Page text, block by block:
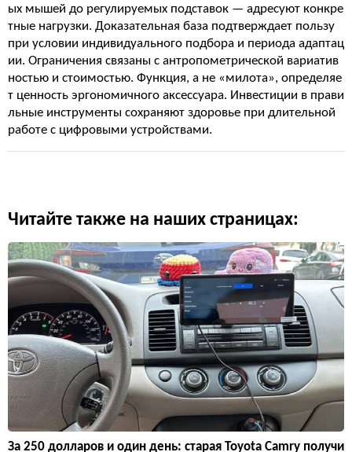
ых мышей до регулируемых подставок — адресуют конкре
тные нагрузки. Доказательная база подтверждает пользу
при условии индивидуального подбора и периода адаптац
ии. Ограничения связаны с антропометрической вариатив
ностью и стоимостью. Функция, а не «милота», определяе
т ценность эргономичного аксессуара. Инвестиции в прави
льные инструменты сохраняют здоровье при длительной
работе с цифровыми устройствами.
Читайте также на наших страницах:
За 250 долларов и один день: старая Toyota Camry получи